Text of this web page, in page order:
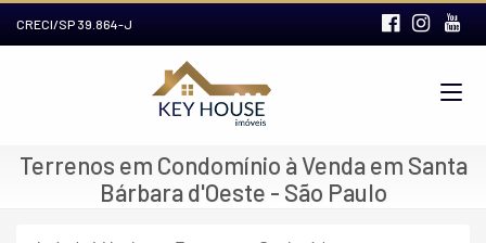
CRECI/SP 39.864-J
Terrenos em Condomínio à Venda em Santa
Bárbara d'Oeste - São Paulo